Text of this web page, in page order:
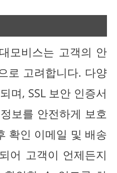
모비스는 고객의 안
로 고려합니다. 다양
며, SSL 보안 인증서
보를 안전하게 보호
확인 이메일 및 배송
어 고객이 언제든지